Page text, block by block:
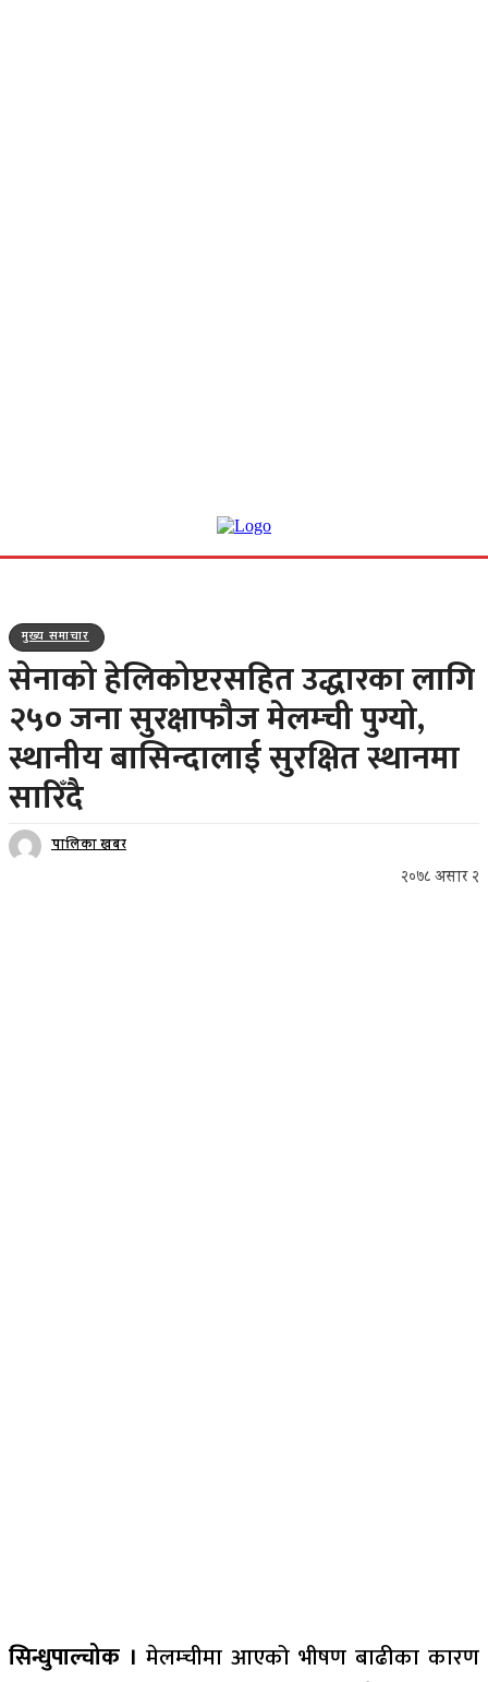
मुख्य समाचार
सेनाको हेलिकोप्टरसहित उद्धारका लागि
२५० जना सुरक्षाफौज मेलम्ची पुग्यो,
स्थानीय बासिन्दालाई सुरक्षित स्थानमा
सारिँदै
पालिका खबर
२०७८ असार २
सिन्धुपाल्चोक । मेलम्चीमा आएको भीषण बाढीका कारण